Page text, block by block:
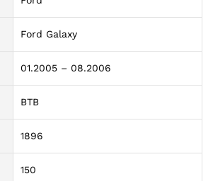
Ford Galaxy
01.2005 – 08.2006
BTB
1896
150